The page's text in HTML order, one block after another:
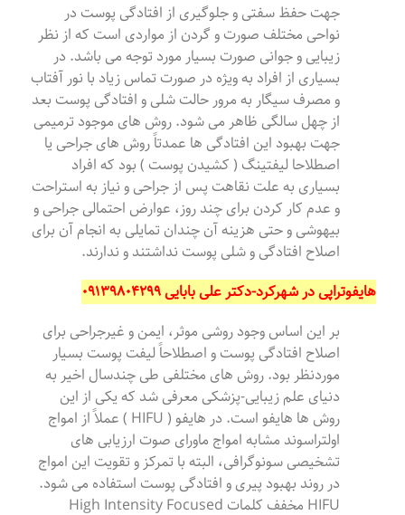
جهت حفظ سفتی و جلوگیری از افتادگی پوست در
نواحی مختلف صورت و گردن از مواردی است که از نظر
زیبایی و جوانی صورت بسیار مورد توجه می باشد. در
بسیاری از افراد به ویژه در صورت تماس زیاد با نور آفتاب
و مصرف سیگار به مرور حالت شلی و افتادگی پوست بعد
از چهل سالگی ظاهر می شود. روش های موجود ترمیمی
جهت بهبود این افتادگی ها عمدتاً روش های جراحی یا
اصطلاحا لیفتینگ ( کشیدن پوست ) بود که افراد
بسیاری به علت نقاهت پس از جراحی و نیاز به استراحت
و عدم کار کردن برای چند روز، عوارض احتمالی جراحی و
بیهوشی و حتی هزینه آن چندان تمایلی به انجام آن برای
اصلاح افتادگی و شلی پوست نداشتند و ندارند.
هایفوتراپی در شهرکرد-دکتر علی بابایی ۰۹۱۳۹۸۰۴۲۹۹
بر این اساس وجود روشی موثر، ایمن و غیرجراحی برای
اصلاح افتادگی پوست و اصطلاحاً لیفت پوست بسیار
موردنظر بود. روش های مختلفی طی چندسال اخیر به
دنیای علم‌ زیبایی-پزشکی معرفی شد که یکی از این
روش ها هایفو است. در هایفو ( HIFU ) عملاً از امواج
اولتراسوند مشابه امواج ماورای صوت ارزیابی های
تشخیصی سونوگرافی، البته با تمرکز و تقویت این امواج
در روند بهبود پیری و افتادگی پوست استفاده می شود.
HIFU مخفف کلمات High Intensity Focused